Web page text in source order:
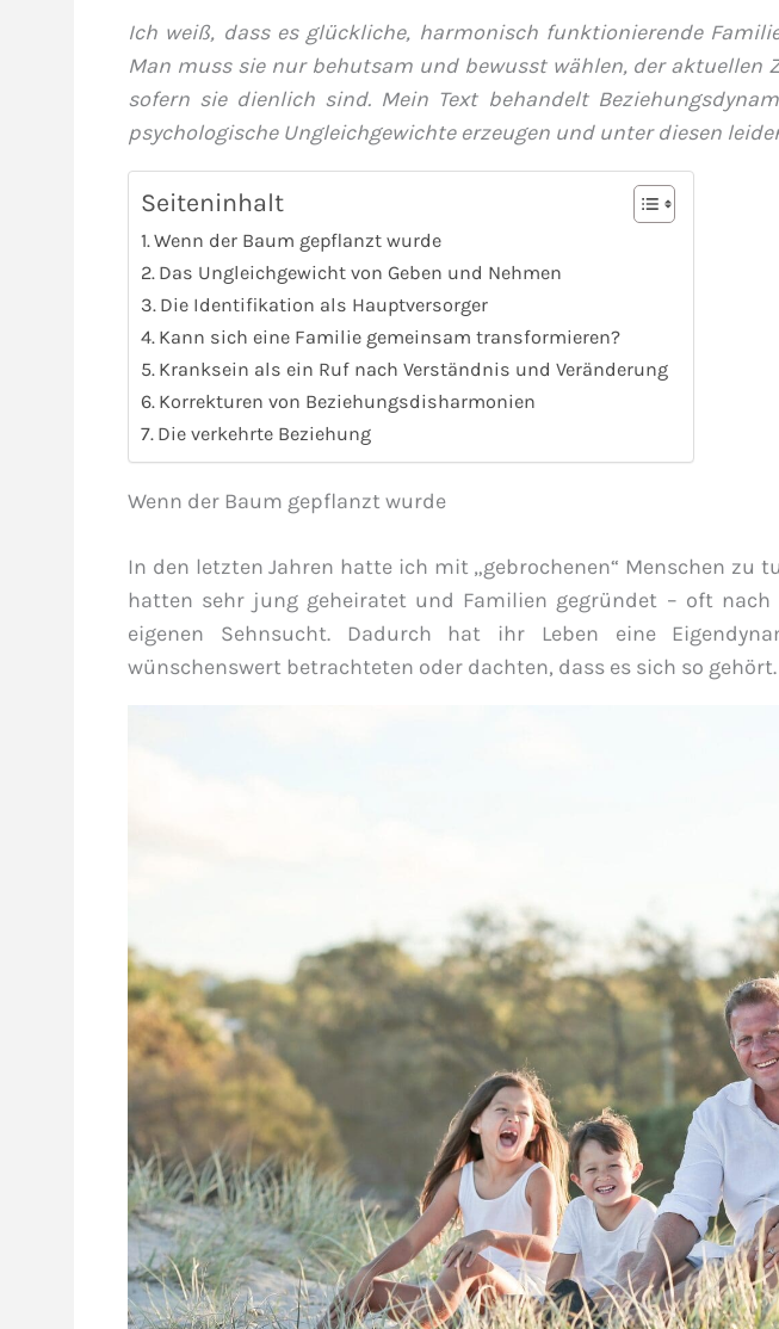
Ich weiß, dass es glückliche, harmonisch funktionierende
Man muss sie nur behutsam und bewusst wählen, der aktuellen
sofern sie dienlich sind. Mein Text behandelt
psychologische Ungleichgewichte erzeugen und unter diesen
Seiteninhalt
Wenn der Baum gepflanzt wurde
Das Ungleichgewicht von Geben und Nehmen
Die Identifikation als Hauptversorger
Kann sich eine Familie gemeinsam transformieren?
Kranksein als ein Ruf nach Verständnis und Veränderung
Korrekturen von Beziehungsdisharmonien
Die verkehrte Beziehung
Wenn der Baum gepflanzt wurde
In den letzten Jahren hatte ich mit „gebrochenen“ Menschen zu
hatten sehr jung geheiratet und Familien gegründet – oft
eigenen Sehnsucht. Dadurch hat ihr Leben eine
wünschenswert betrachteten oder dachten, dass es sich so gehört.